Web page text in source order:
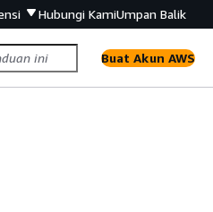
Hubungi KamiUmpan Balik
Buat Akun AWS